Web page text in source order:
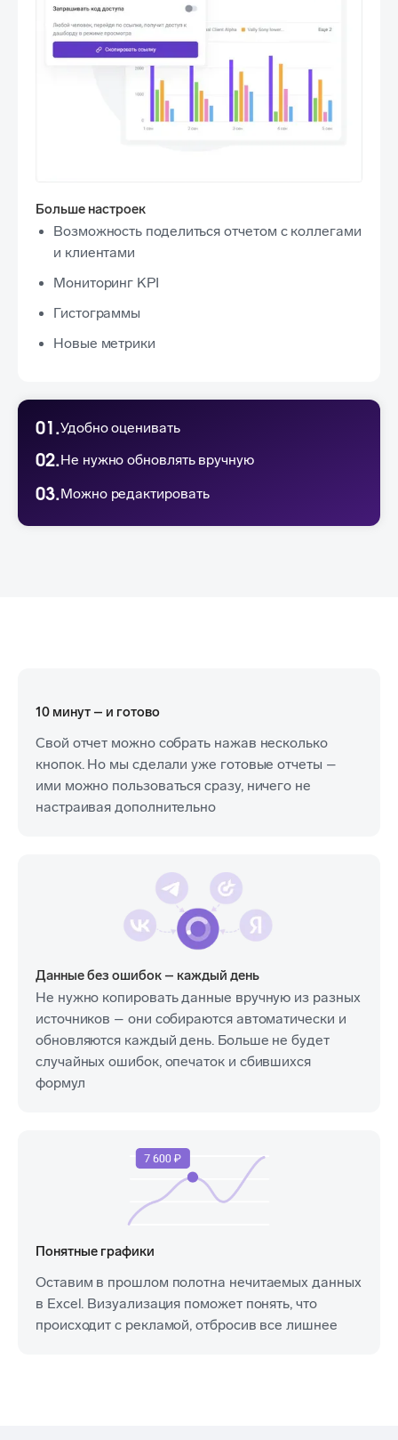
Больше настроек
Возможность поделиться отчетом с коллегами
и клиентами
Мониторинг KPI
Гистограммы
Новые метрики
01.Удобно оценивать
02.Не нужно обновлять вручную
03.Можно редактировать
10 минут – и готово
Свой отчет можно собрать нажав несколько
кнопок. Но мы сделали уже готовые отчеты –
ими можно пользоваться сразу, ничего не
настраивая дополнительно
Данные без ошибок – каждый день
Не нужно копировать данные вручную из разных
источников – они собираются автоматически и
обновляются каждый день. Больше не будет
случайных ошибок, опечаток и сбившихся
формул
Понятные графики
Оставим в прошлом полотна нечитаемых данных
в Excel. Визуализация поможет понять, что
происходит с рекламой, отбросив все лишнее